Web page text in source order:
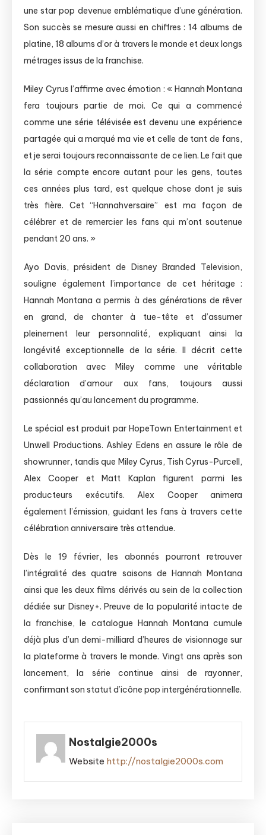
une star pop devenue emblématique d’une génération.
Son succès se mesure aussi en chiffres : 14 albums de
platine, 18 albums d’or à travers le monde et deux longs
métrages issus de la franchise.
Miley Cyrus l’affirme avec émotion : « Hannah Montana
fera toujours partie de moi. Ce qui a commencé
comme une série télévisée est devenu une expérience
partagée qui a marqué ma vie et celle de tant de fans,
et je serai toujours reconnaissante de ce lien. Le fait que
la série compte encore autant pour les gens, toutes
ces années plus tard, est quelque chose dont je suis
très fière. Cet “Hannahversaire” est ma façon de
célébrer et de remercier les fans qui m’ont soutenue
pendant 20 ans. »
Ayo Davis, président de Disney Branded Television,
souligne également l’importance de cet héritage :
Hannah Montana a permis à des générations de rêver
en grand, de chanter à tue-tête et d’assumer
pleinement leur personnalité, expliquant ainsi la
longévité exceptionnelle de la série. Il décrit cette
collaboration avec Miley comme une véritable
déclaration d’amour aux fans, toujours aussi
passionnés qu’au lancement du programme.
Le spécial est produit par HopeTown Entertainment et
Unwell Productions. Ashley Edens en assure le rôle de
showrunner, tandis que Miley Cyrus, Tish Cyrus-Purcell,
Alex Cooper et Matt Kaplan figurent parmi les
producteurs exécutifs. Alex Cooper animera
également l’émission, guidant les fans à travers cette
célébration anniversaire très attendue.
Dès le 19 février, les abonnés pourront retrouver
l’intégralité des quatre saisons de Hannah Montana
ainsi que les deux films dérivés au sein de la collection
dédiée sur Disney+. Preuve de la popularité intacte de
la franchise, le catalogue Hannah Montana cumule
déjà plus d’un demi-milliard d’heures de visionnage sur
la plateforme à travers le monde. Vingt ans après son
lancement, la série continue ainsi de rayonner,
confirmant son statut d’icône pop intergénérationnelle.
Nostalgie2000s
Website http://nostalgie2000s.com